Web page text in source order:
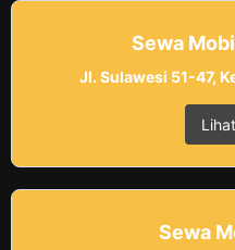
Sewa
Jl. Sulawesi 51-47,
Sewa